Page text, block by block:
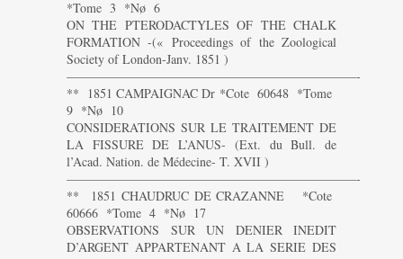
*Tome 3 *Nø 6
ON THE PTERODACTYLES OF THE CHALK
FORMATION -(« Proceedings of the Zoological
Society of London-Janv. 1851 )
———————————————————————-
** 1851 CAMPAIGNAC Dr *Cote 60648 *Tome
9 *Nø 10
CONSIDERATIONS SUR LE TRAITEMENT DE
LA FISSURE DE L’ANUS- (Ext. du Bull. de
l’Acad. Nation. de Médecine- T. XVII )
———————————————————————-
** 1851 CHAUDRUC DE CRAZANNE *Cote
60666 *Tome 4 *Nø 17
OBSERVATIONS SUR UN DENIER INEDIT
D’ARGENT APPARTENANT A LA SERIE DES